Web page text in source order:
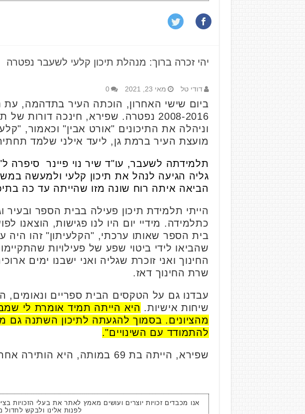
יהי זכרה ברוך: מנהלת תיכון קלעי לשעבר נפטרה
דודי טל מאי 23, 2021 0
ביום שישי האחרון, הוכתה העיר בתדהמה, עת
2008-2016 נפטרה. שפירא, חינכה
וניהלה את התיכונים "אורט אבין" וכאמור,
מועצת העיר ברמת גן, ליעד אילני שלמד
תלמידתה לשעבר, עו"ד שיר נוי פיינר סיפרה
הביאה איתה רוח שונה מזו שהייתה עד כה
הייתי תלמידת תיכון פעילה בבית הספר ובעיר
כתלמידה. מידיי יום היו לנו פגישות, הוצאנו
בית הספר שאותו ערכתי, "הקלעיתון" זהו היה
שהביאו לידי ביטוי שפע של פעילויות
החינוך ואני זוכרת שגליה ואני ישבנו ימים
שרת החינוך דאז.
עבדנו גם על הטקסים הבית ספריים ונאומים,
שיחות אישיות. היא הייתה תמיד אומרת לי
מהציונים. בסמוך להגעתה לתיכון השתנה גם
להתמודד עם השינויים".
שפירא, הייתה בת 69 במותה, היא הותירה אחריה בעל, שלושה ילדים ונכדים.
אנו מכבדים זכויות יוצרים ועושים מאמץ לאתר את בעלי הזכויות
לפנות אלינו ולבקש